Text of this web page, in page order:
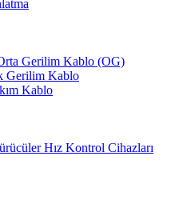
Gerilim Kablo (OG)
Gerilim Kablo
Kablo
Hız Kontrol Cihazları